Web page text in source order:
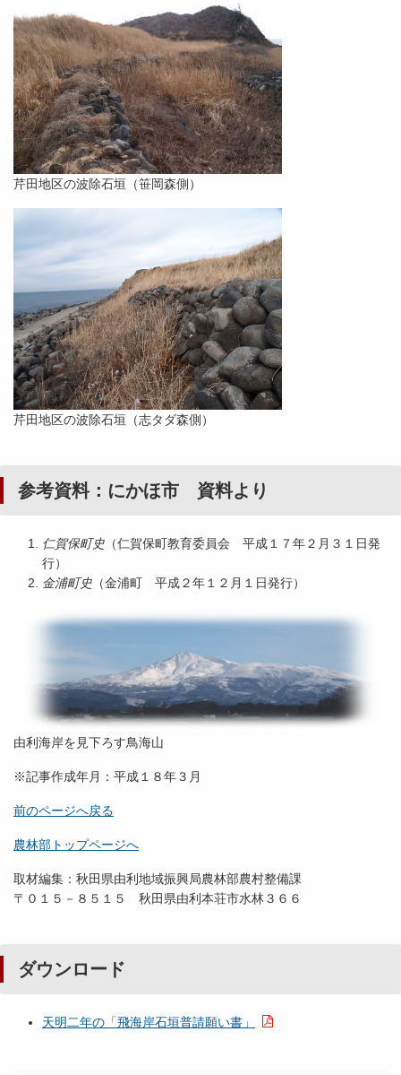
芹田地区の波除石垣（笹岡森側）
芹田地区の波除石垣（志タダ森側）
参考資料：にかほ市 資料より
仁賀保町史 （仁賀保町教育委員会 平成１７年２月３１日発
行）
金浦町史 （金浦町 平成２年１２月１日発行）
由利海岸を見下ろす鳥海山
※記事作成年月：平成１８年３月
前のページへ戻る
農林部トップページへ
取材編集：秋田県由利地域振興局農林部農村整備課
〒０１５－８５１５ 秋田県由利本荘市水林３６６
ダウンロード
天明二年の「飛海岸石垣普請願い書」